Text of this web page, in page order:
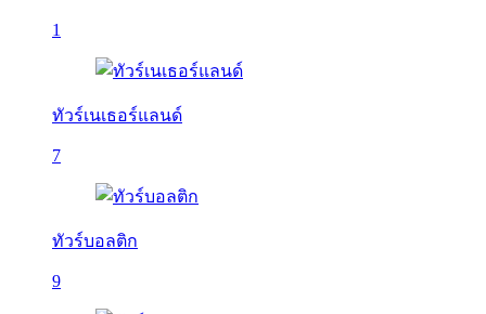
1
ทัวร์เนเธอร์แลนด์
7
ทัวร์บอลติก
9